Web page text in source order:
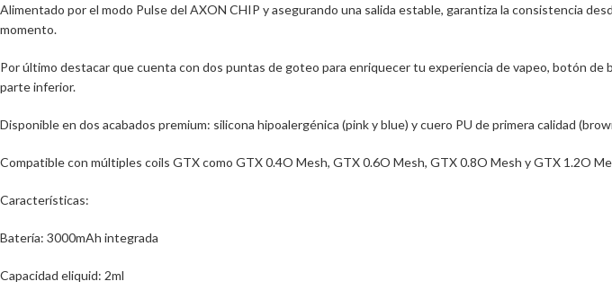
Alimentado por el modo Pulse del AXON CHIP y asegurando una salida estable, garantiza la consistencia
momento.
Por último destacar que cuenta con dos puntas de goteo para enriquecer tu experiencia de vapeo, botón
parte inferior.
Disponible en dos acabados premium: silicona hipoalergénica (pink y blue) y cuero PU de primera calidad
Compatible con múltiples coils GTX como GTX 0.4O Mesh, GTX 0.6O Mesh, GTX 0.8O Mesh y GTX 1.2O
Características:
Batería: 3000mAh integrada
Capacidad eliquid: 2ml